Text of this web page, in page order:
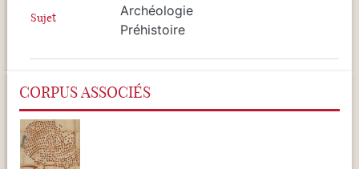
Sujet
Archéologie
Préhistoire
CORPUS ASSOCIÉS